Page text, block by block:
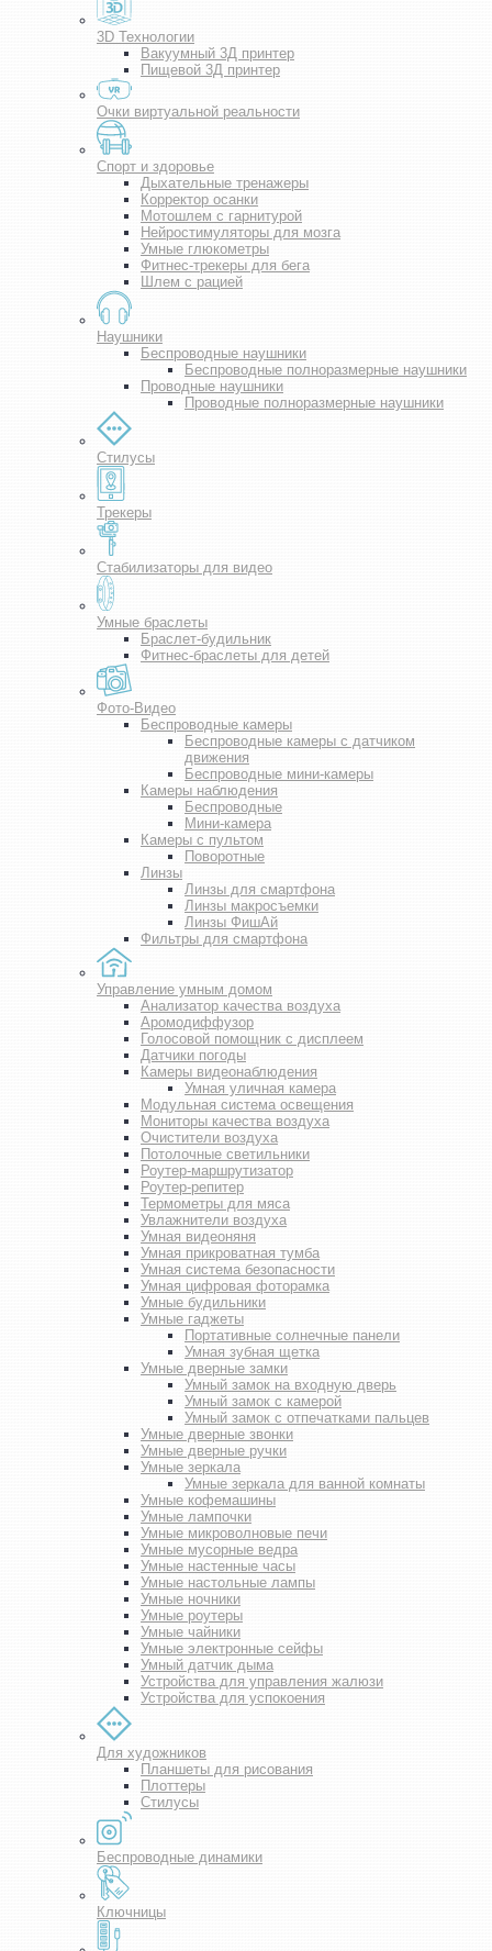
3D Технологии
Вакуумный 3Д принтер
Пищевой 3Д принтер
Очки виртуальной реальности
Спорт и здоровье
Дыхательные тренажеры
Корректор осанки
Мотошлем с гарнитурой
Нейростимуляторы для мозга
Умные глюкометры
Фитнес-трекеры для бега
Шлем с рацией
Наушники
Беспроводные наушники
Беспроводные полноразмерные наушники
Проводные наушники
Проводные полноразмерные наушники
Стилусы
Трекеры
Стабилизаторы для видео
Умные браслеты
Браслет-будильник
Фитнес-браслеты для детей
Фото-Видео
Беспроводные камеры
Беспроводные камеры с датчиком
движения
Беспроводные мини-камеры
Камеры наблюдения
Беспроводные
Мини-камера
Камеры с пультом
Поворотные
Линзы
Линзы для смартфона
Линзы макросъемки
Линзы ФишАй
Фильтры для смартфона
Управление умным домом
Анализатор качества воздуха
Аромодиффузор
Голосовой помощник с дисплеем
Датчики погоды
Камеры видеонаблюдения
Умная уличная камера
Модульная система освещения
Мониторы качества воздуха
Очистители воздуха
Потолочные светильники
Роутер-маршрутизатор
Роутер-репитер
Термометры для мяса
Увлажнители воздуха
Умная видеоняня
Умная прикроватная тумба
Умная система безопасности
Умная цифровая фоторамка
Умные будильники
Умные гаджеты
Портативные солнечные панели
Умная зубная щетка
Умные дверные замки
Умный замок на входную дверь
Умный замок с камерой
Умный замок с отпечатками пальцев
Умные дверные звонки
Умные дверные ручки
Умные зеркала
Умные зеркала для ванной комнаты
Умные кофемашины
Умные лампочки
Умные микроволновые печи
Умные мусорные ведра
Умные настенные часы
Умные настольные лампы
Умные ночники
Умные роутеры
Умные чайники
Умные электронные сейфы
Умный датчик дыма
Устройства для управления жалюзи
Устройства для успокоения
Для художников
Планшеты для рисования
Плоттеры
Стилусы
Беспроводные динамики
Ключницы